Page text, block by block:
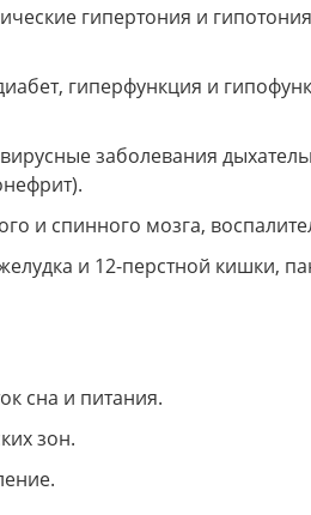
гипертония и
гиперфункция и
заболевания
и спинного мозга,
и 12-перстной кишки,
сна и питания.
зон.